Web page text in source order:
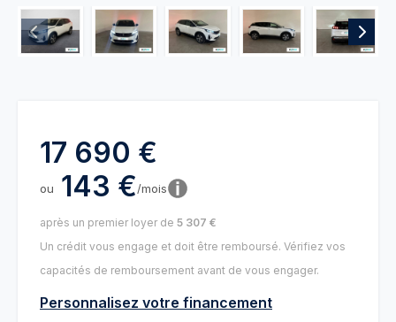
17 690 €
ou 143 €/mois
après un premier loyer de 5 307 €
Un crédit vous engage et doit être remboursé. Vérifiez vos
capacités de remboursement avant de vous engager.
Personnalisez votre financement